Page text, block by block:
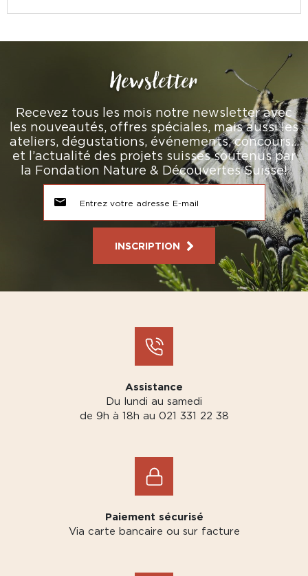
Newsletter
Recevez tous les mois notre newsletter avec
les nouveautés, offres spéciales, mais aussi les
ateliers, dégustations, événements, concours…
et l’actualité des projets suisses soutenus par
la Fondation Nature & Découvertes Suisse!
INSCRIPTION
Assistance
Du lundi au samedi
de 9h à 18h au 021 331 22 38
Paiement sécurisé
Via carte bancaire ou sur facture